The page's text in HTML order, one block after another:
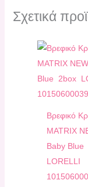
Σχετικά
Bρεφικό
ΜATRIX
Βaby Blue
LORELLI